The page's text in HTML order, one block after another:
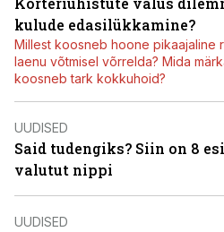
kulude edasilükkamine?
Millest koosneb hoone pikaajaline
laenu võtmisel võrrelda? Mida
koosneb tark kokkuhoid?
UUDISED
Said tudengiks? Siin on 8
valutut nippi
UUDISED